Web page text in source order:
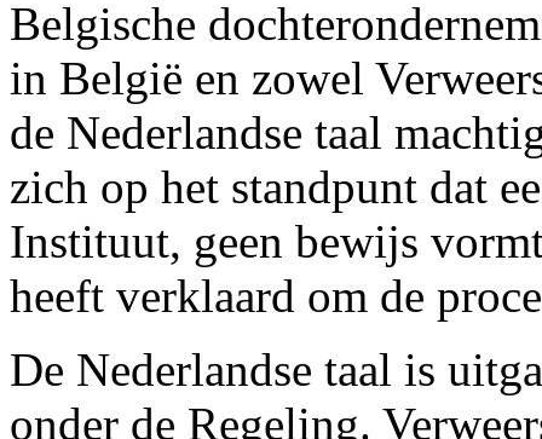
Belgische
in België en zowel
de Nederlandse taal
zich op het standpunt dat
Instituut, geen bewijs
heeft verklaard om de
De Nederlandse taal is
onder de Regeling.